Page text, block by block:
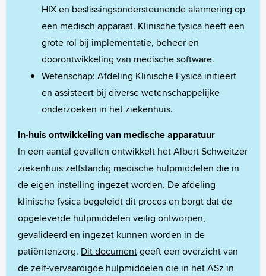
HIX en beslissingsondersteunende alarmering op
een medisch apparaat. Klinische fysica heeft een
grote rol bij implementatie, beheer en
doorontwikkeling van medische software.
Wetenschap: Afdeling Klinische Fysica initieert
en assisteert bij diverse wetenschappelijke
onderzoeken in het ziekenhuis.
In-huis ontwikkeling van medische apparatuur
In een aantal gevallen ontwikkelt het Albert Schweitzer
ziekenhuis zelfstandig medische hulpmiddelen die in
de eigen instelling ingezet worden. De afdeling
klinische fysica begeleidt dit proces en borgt dat de
opgeleverde hulpmiddelen veilig ontworpen,
gevalideerd en ingezet kunnen worden in de
patiëntenzorg. Dit documentgeeft een overzicht van
de zelf-vervaardigde hulpmiddelen die in het ASz in